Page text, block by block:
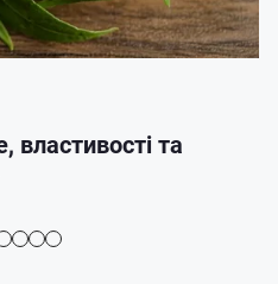
та